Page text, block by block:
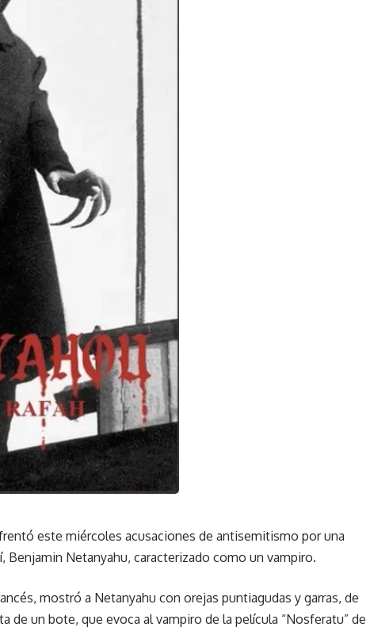
este miércoles acusaciones de antisemitismo por una
Benjamin Netanyahu, caracterizado como un vampiro.
mostró a Netanyahu con orejas puntiagudas y garras, de
de un bote, que evoca al vampiro de la película “Nosferatu” de